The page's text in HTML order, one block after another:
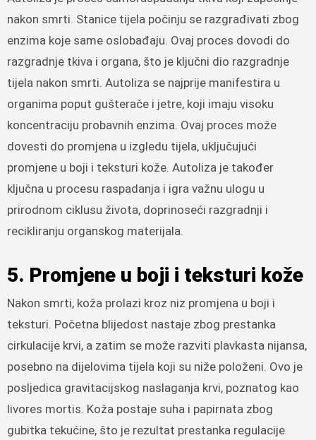
nakon smrti. Stanice tijela počinju se razgrađivati zbog
enzima koje same oslobađaju. Ovaj proces dovodi do
razgradnje tkiva i organa, što je ključni dio razgradnje
tijela nakon smrti. Autoliza se najprije manifestira u
organima poput gušterače i jetre, koji imaju visoku
koncentraciju probavnih enzima. Ovaj proces može
dovesti do promjena u izgledu tijela, uključujući
promjene u boji i teksturi kože. Autoliza je također
ključna u procesu raspadanja i igra važnu ulogu u
prirodnom ciklusu života, doprinoseći razgradnji i
recikliranju organskog materijala.
5. Promjene u boji i teksturi kože
Nakon smrti, koža prolazi kroz niz promjena u boji i
teksturi. Početna blijedost nastaje zbog prestanka
cirkulacije krvi, a zatim se može razviti plavkasta nijansa,
posebno na dijelovima tijela koji su niže položeni. Ovo je
posljedica gravitacijskog naslaganja krvi, poznatog kao
livores mortis. Koža postaje suha i papirnata zbog
gubitka tekućine, što je rezultat prestanka regulacije